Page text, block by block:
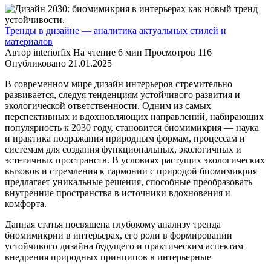
Тренды в дизайне — аналитика актуальных стилей и
материалов
Автор interiorfix На чтение 6 мин Просмотров 116
Опубликовано 21.01.2025
В современном мире дизайн интерьеров стремительно
развивается, следуя тенденциям устойчивого развития и
экологической ответственности. Одним из самых
перспективных и вдохновляющих направлений, набирающих
популярность к 2030 году, становится биомимикрия — наука
и практика подражания природным формам, процессам и
системам для создания функциональных, экологичных и
эстетичных пространств. В условиях растущих экологических
вызовов и стремления к гармонии с природой биомимикрия
предлагает уникальные решения, способные преобразовать
внутренние пространства в источники вдохновения и
комфорта.
Данная статья посвящена глубокому анализу тренда
биомимикрии в интерьерах, его роли в формировании
устойчивого дизайна будущего и практическим аспектам
внедрения природных принципов в интерьерные